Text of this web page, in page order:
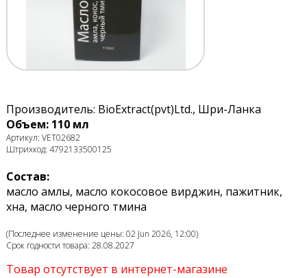
Производитель: BioExtract(pvt)Ltd., Шри-Ланка
Объем: 110 мл
Артикул: VET02682
Штрихкод: 4792133500125
Состав:
масло амлы, масло кокосовое вирджин, пажитник,
хна, масло черного тмина
(Последнее изменение цены: 02 Jun 2026, 12:00)
Срок годности товара: 28.08.2027
Товар отсутствует в интернет-магазине